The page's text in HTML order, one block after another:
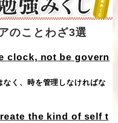
のことわざ3選
clock, not be govern
く、時を管理しなければな
the kind of self t